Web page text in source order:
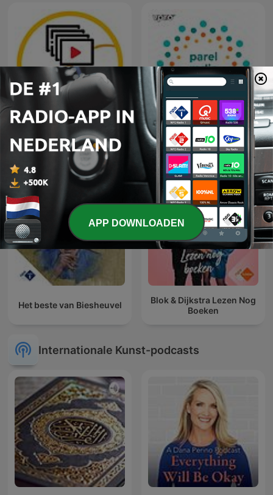
Middagvervolgverhaal Parel Radio
Het beste van Biesheuvel
Blok & Dijkstra Lezen Nog
Boeken
Internationale Kunst-podcasts
APP DOWNLOADEN